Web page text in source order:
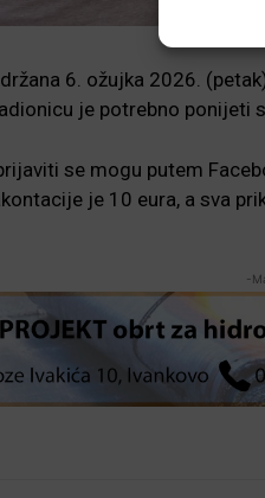
6. ožujka 2026.
je potrebno ponijeti
se mogu putem
je 10 eura, a sva
-